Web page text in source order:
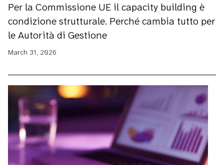
Per la Commissione UE il capacity building è
condizione strutturale. Perché cambia tutto per
le Autorità di Gestione
March 31, 2026